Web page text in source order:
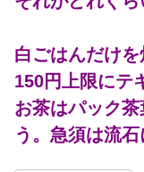
白ごはんだけ
150円上限にテ
お茶はパック
う。急須は流石